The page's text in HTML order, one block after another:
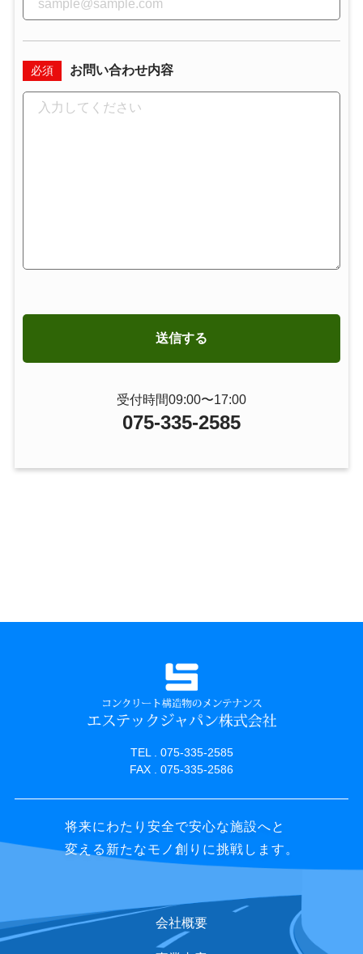
必須 お問い合わせ内容
受付時間09:00〜17:00
075-335-2585
TEL . 075-335-2585
FAX . 075-335-2586
将来にわたり安全で安心な施設へと
変える新たなモノ創りに挑戦します。
会社概要